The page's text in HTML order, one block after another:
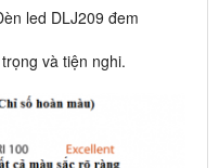
led DLJ209 đem
và tiện nghi.